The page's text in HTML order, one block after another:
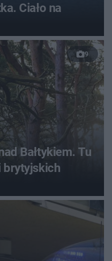
Ciało na
9
Bałtykiem. Tu
brytyjskich